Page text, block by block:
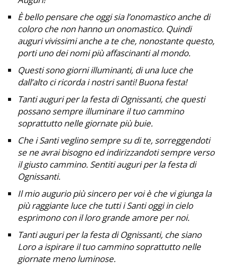
È bello pensare che oggi sia l’onomastico anche di
coloro che non hanno un onomastico. Quindi
auguri vivissimi anche a te che, nonostante questo,
porti uno dei nomi più affascinanti al mondo.
Questi sono giorni illuminanti, di una luce che
dall’alto ci ricorda i nostri santi! Buona festa!
Tanti auguri per la festa di Ognissanti, che questi
possano sempre illuminare il tuo cammino
soprattutto nelle giornate più buie.
Che i Santi veglino sempre su di te, sorreggendoti
se ne avrai bisogno ed indirizzandoti sempre verso
il giusto cammino. Sentiti auguri per la festa di
Ognissanti.
Il mio augurio più sincero per voi è che vi giunga la
più raggiante luce che tutti i Santi oggi in cielo
esprimono con il loro grande amore per noi.
Tanti auguri per la festa di Ognissanti, che siano
Loro a ispirare il tuo cammino soprattutto nelle
giornate meno luminose.